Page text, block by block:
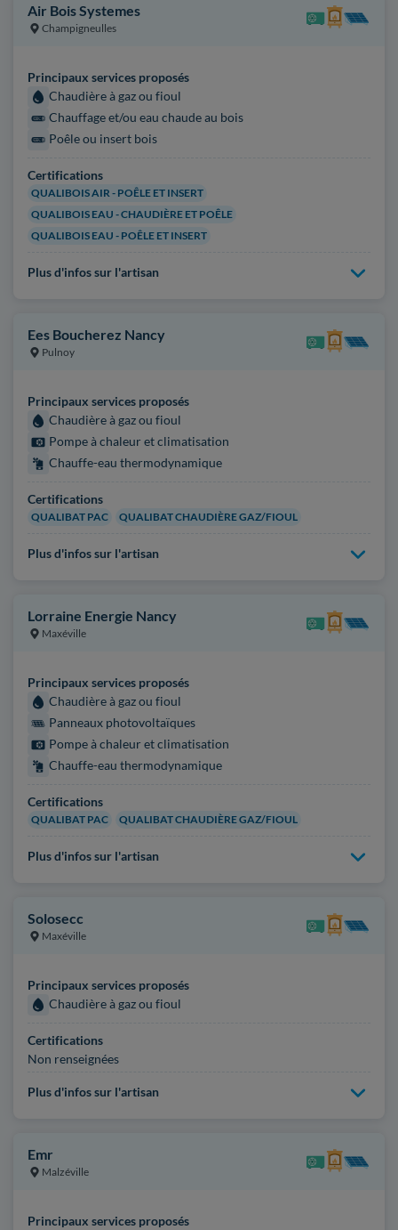
Air Bois Systemes
Champigneulles
Principaux services proposés
Chaudière à gaz ou fioul
Chauffage et/ou eau chaude au bois
Poêle ou insert bois
Certifications
QUALIBOIS AIR - POÊLE ET INSERT
QUALIBOIS EAU - CHAUDIÈRE ET POÊLE
QUALIBOIS EAU - POÊLE ET INSERT
Plus d'infos sur l'artisan
Ees Boucherez Nancy
Pulnoy
Principaux services proposés
Chaudière à gaz ou fioul
Pompe à chaleur et climatisation
Chauffe-eau thermodynamique
Certifications
QUALIBAT PAC QUALIBAT CHAUDIÈRE GAZ/FIOUL
Plus d'infos sur l'artisan
Lorraine Energie Nancy
Maxéville
Principaux services proposés
Chaudière à gaz ou fioul
Panneaux photovoltaïques
Pompe à chaleur et climatisation
Chauffe-eau thermodynamique
Certifications
QUALIBAT PAC QUALIBAT CHAUDIÈRE GAZ/FIOUL
Plus d'infos sur l'artisan
Solosecc
Maxéville
Principaux services proposés
Chaudière à gaz ou fioul
Certifications
Non renseignées
Plus d'infos sur l'artisan
Emr
Malzéville
Principaux services proposés